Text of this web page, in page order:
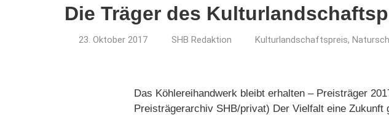
Die Träger des
23. Oktober 2017 SHB Redaktion Kulturlandschaftspreis,
Das Köhlereihandwerk bleibt erhalten – Preisträger
Preisträgerarchiv SHB/privat) Der Vielfalt eine